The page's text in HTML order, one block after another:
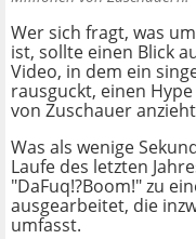
Wer sich fragt, was
ist, sollte einen Blick
Video, in dem ein
rausguckt, einen
von Zuschauer
Was als wenige
Laufe des letzten
"DaFuq!?Boom!" zu
ausgearbeitet, die
umfasst.